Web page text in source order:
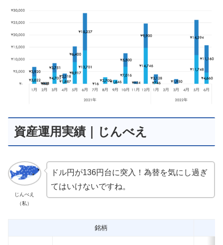
資産運用実績｜じんべえ
じんべえ
（私）
ドル円が136円台に突入！為替を気にし過ぎ
てはいけないですね。
銘柄